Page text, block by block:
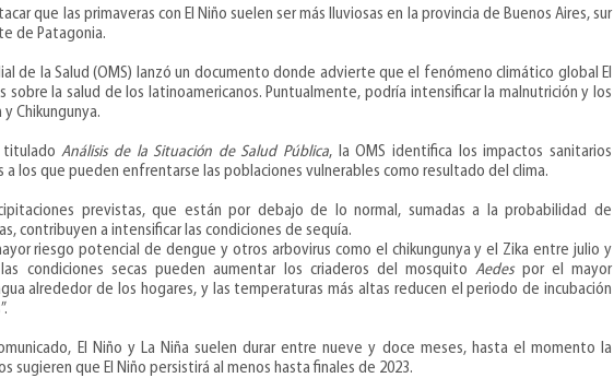
que las primaveras con El Niño suelen ser más lluviosas en la provincia de Buenos Aires, sur
de Patagonia.
de la Salud (OMS) lanzó un documento donde advierte que el fenómeno climático global El
sobre la salud de los latinoamericanos. Puntualmente, podría intensificar la malnutrición y los
Chikungunya.
tituladoAnálisis de la Situación de Salud Pública, la OMS identifica los impactos sanitarios
a los que pueden enfrentarse las poblaciones vulnerables como resultado del clima.
previstas, que están por debajo de lo normal, sumadas a la probabilidad de
, contribuyen a intensificar las condiciones de sequía.
riesgo potencial dedenguey otros arbovirus como el chikungunya y el Zika entre julio y
condiciones secas pueden aumentar los criaderos del mosquitoAedes por el mayor
alrededor de los hogares, y las temperaturas más altas reducen el periodo de incubación
El Niño y La Niña suelen durar entre nueve y doce meses, hasta el momento la
sugieren que El Niño persistirá al menos hasta finales de 2023.